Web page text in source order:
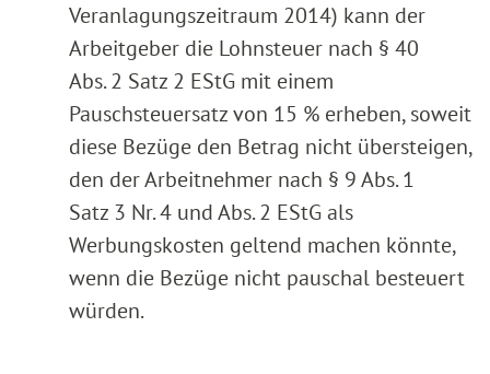
Veranlagungszeitraum 2014) kann der
Arbeitgeber die Lohnsteuer nach § 40
Abs. 2 Satz 2 EStG mit einem
Pauschsteuersatz von 15 % erheben, soweit
diese Bezüge den Betrag nicht übersteigen,
den der Arbeitnehmer nach § 9 Abs. 1
Satz 3 Nr. 4 und Abs. 2 EStG als
Werbungskosten geltend machen könnte,
wenn die Bezüge nicht pauschal besteuert
würden.